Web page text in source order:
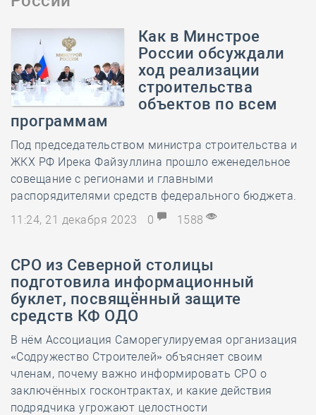
Как в Минстрое
России обсуждали
ход реализации
строительства
объектов по всем
программам
Под председательством министра строительства и
ЖКХ РФ Ирека Файзуллина прошло еженедельное
совещание с регионами и главными
распорядителями средств федерального бюджета.
11:24, 21 декабря 2023
0 1588
СРО из Северной столицы
подготовила информационный
буклет, посвящённый защите
средств КФ ОДО
В нём Ассоциация Саморегулируемая организация
«Содружество Строителей» объясняет своим
членам, почему важно информировать СРО о
заключённых госконтрактах, и какие действия
подрядчика угрожают целостности